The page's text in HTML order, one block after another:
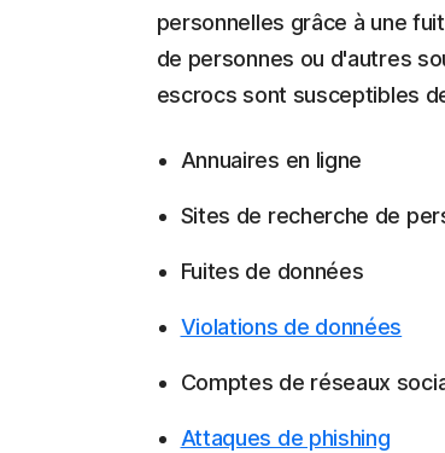
personnelles grâce à une
de personnes ou d'autres
escrocs sont susceptibles
Annuaires en ligne
Sites de recherche de
Fuites de données
Violations de données
Comptes de réseaux
Attaques de phishing